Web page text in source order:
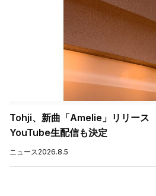
Tohji、新曲「Amelie」リリー
YouTube生配信も決定
ニュース2026.8.5